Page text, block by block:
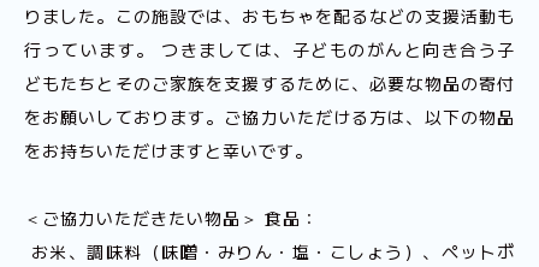
りました。この施設では、おもちゃを配るなどの支援活動も
行っています。 つきましては、子どものがんと向き合う子
どもたちとそのご家族を支援するために、必要な物品の寄付
をお願いしております。ご協力いただける方は、以下の物品
をお持ちいただけますと幸いです。
＜ご協力いただきたい物品＞ 食品：
お米、調味料（味噌・みりん・塩・こしょう）、ペットボ